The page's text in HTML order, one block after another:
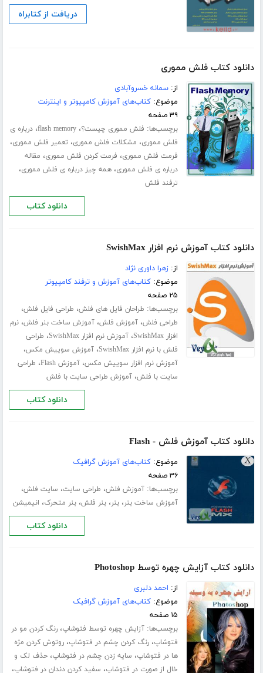
دریافت از کتابراه
دانلود کتاب فلش مموری
از:سمانه خسروآبادی
موضوع:کتاب‌های آموزش کامپیوتر و اینترنت
۳۹ صفحه
برچسب‌ها: فلش مموری چیست؟،flash memory،درباره ی
فلش مموری، مشکلات فلش مموری، تعمیر فلش مموری،
فرمت فلش مموری، فرمت کردن فلش مموری، مقاله
درباره ی فلش مموری،همه چیز درباره ی فلش مموری،
ترفند فلش
دانلود کتاب
دانلود کتاب آموزش نرم افزار SwishMax
از:زهرا داوری نژاد
موضوع:کتاب‌های آموزش و ترفند کامپیوتر
۲۵ صفحه
برچسب‌ها: طراحان فایل های فلش، طراحی فایل فلش،
طراحی فلش،آموزش فلش،آموزش ساخت بنر فلش،نرم
افزار SwishMax
،آموزش نرم افزار SwishMax ، طراحی
فلش با نرم افزار SwishMax
،آموزش سوییش مکس،
آموزش نرم افزار سوییش مکس،آموزش Flash ، طراحی
سایت با فلش،آموزش طراحی سایت با فلش
دانلود کتاب
دانلود کتاب آموزش فلش - Flash
موضوع:کتاب‌های آموزش گرافیک
۳۶ صفحه
برچسب‌ها:آموزش فلش، طراحی سایت، سایت فلش،
آموزش ساخت بنر،بنر،بنر فلش،بنر متحرک، انیمیشن
دانلود کتاب
دانلود کتاب آزایش چهره توسط Photoshop
از: احمد دلبری
موضوع:کتاب‌های آموزش گرافیک
۱۵ صفحه
برچسب‌ها:آزایش چهره توسط فتوشاپ،رنگ کردن مو در
فتوشاپ،رنگ کردن چشم در فتوشاپ،روتوش کردن مژه
ها در فتوشاپ، سایه زدن چشم در فتوشاپ،حذف لک و
خال از صورت در فتوشاپ، سفید کردن دندان در فتوشاپ،